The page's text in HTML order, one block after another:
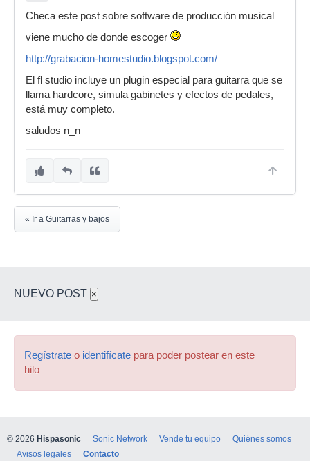
Checa este post sobre software de producción musical
viene mucho de donde escoger
http://grabacion-homestudio.blogspot.com/
El fl studio incluye un plugin especial para guitarra que se
llama hardcore, simula gabinetes y efectos de pedales,
está muy completo.
saludos n_n
« Ir a Guitarras y bajos
NUEVO POST ×
Regístrate o identifícate para poder postear en este
hilo
© 2026 Hispasonic Sonic Network Vende tu equipo
Quiénes somos
Avisos legales
Contacto